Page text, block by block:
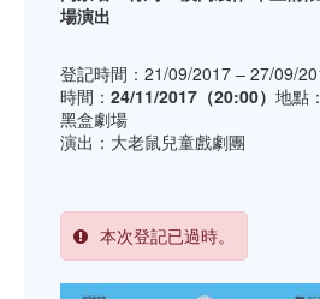
場演出
登記時間：21/09/2017 – 27/09/
時間： 24/11/2017（20:00） 地點
黑盒劇場
演出：大老鼠兒童戲劇團
本次登記已過時。